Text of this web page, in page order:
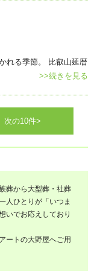
れる季節。 比叡山延暦
>>続きを見る
次の10件>
葬から大型葬・社葬
人ひとりが「いつま
いでお応えしており
ートの大野屋へご用